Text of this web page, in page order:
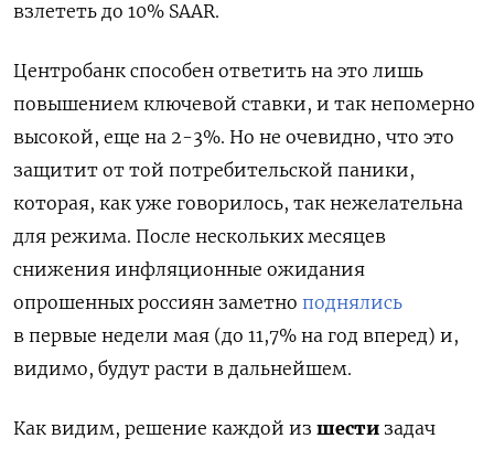
взлететь до 10% SAAR.
Центробанк способен ответить на это лишь
повышением ключевой ставки, и так непомерно
высокой, еще на 2-3%. Но не очевидно, что это
защитит от той потребительской паники,
которая, как уже говорилось, так нежелательна
для режима. После нескольких месяцев
снижения инфляционные ожидания
опрошенных россиян заметно поднялись
в первые недели мая (до 11,7% на год вперед) и,
видимо, будут расти в дальнейшем.
Как видим, решение каждой из шести задач